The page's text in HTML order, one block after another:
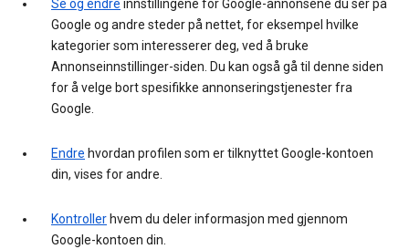
Se og endre innstillingene for Google-annonsene du ser på
Google og andre steder på nettet, for eksempel hvilke
kategorier som interesserer deg, ved å bruke
Annonseinnstillinger-siden. Du kan også gå til denne siden
for å velge bort spesifikke annonseringstjenester fra
Google.
Endre hvordan profilen som er tilknyttet Google-kontoen
din, vises for andre.
Kontroller hvem du deler informasjon med gjennom
Google-kontoen din.